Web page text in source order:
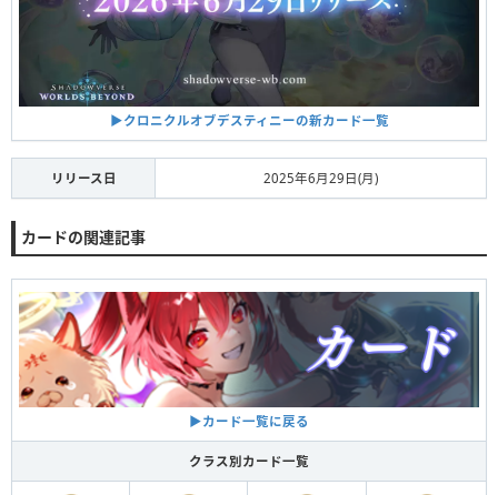
▶︎クロニクルオブデスティニーの新カード一覧
リリース日 2025年6月29日(月)
カードの関連記事
▶︎カード一覧に戻る
クラス別カード一覧